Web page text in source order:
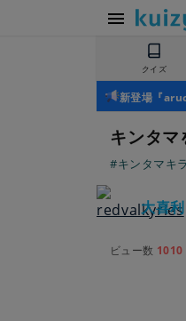
クイズ
新登場『
キンタ
#キンタマキ
大喜
ビュー数 1010